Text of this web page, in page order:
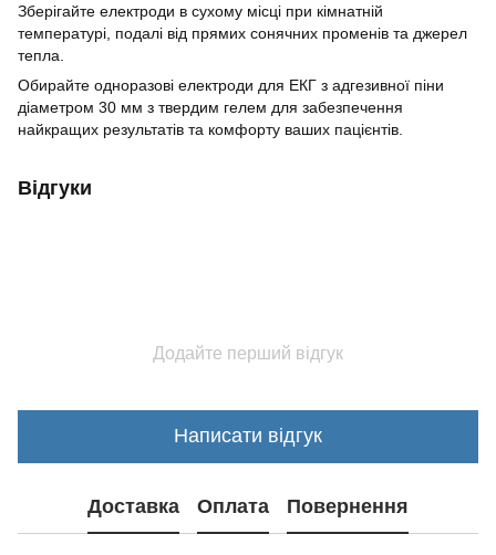
Зберігайте електроди в сухому місці при кімнатній
температурі, подалі від прямих сонячних променів та джерел
тепла.
Обирайте одноразові електроди для ЕКГ з адгезивної піни
діаметром 30 мм з твердим гелем для забезпечення
найкращих результатів та комфорту ваших пацієнтів.
Відгуки
Додайте перший відгук
Написати відгук
Доставка Оплата Повернення